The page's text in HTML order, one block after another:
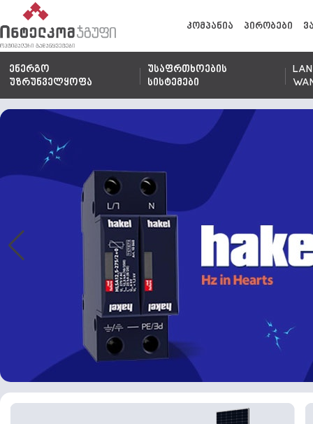
კომპანია პირობები
ენერგო
უზრუნველყოფა
უსაფრთხოების
სისტემები